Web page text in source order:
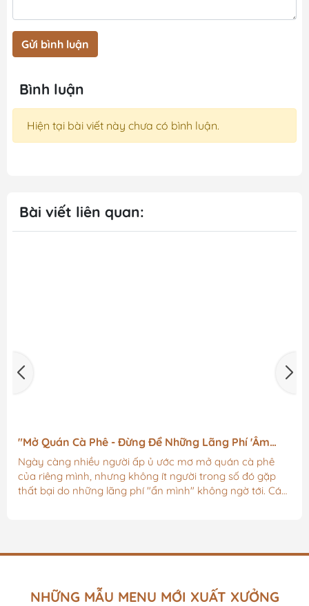
Gửi bình luận
Bình luận
Hiện tại bài viết này chưa có bình luận.
Bài viết liên quan:
"Mở Quán Cà Phê - Đừng Để Những Lãng Phí 'Âm
Thầm' Gây Sụp Đổ "
Ngày càng nhiều người ấp ủ ước mơ mở quán cà phê
của riêng mình, nhưng không ít người trong số đó gặp
thất bại do những lãng phí "ẩn mình" không ngờ tới. Các
NHỮNG MẪU MENU MỚI XUẤT XƯỞNG